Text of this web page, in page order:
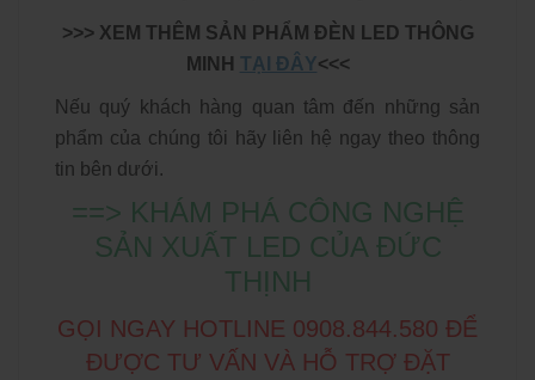
>>> XEM THÊM SẢN PHẨM ĐÈN LED THÔNG
MINH TẠI ĐÂY<<<
Nếu quý khách hàng quan tâm đến những sản
phẩm của chúng tôi hãy liên hệ ngay theo thông
tin bên dưới.
==> KHÁM PHÁ CÔNG NGHỆ
SẢN XUẤT LED CỦA ĐỨC
THỊNH
GỌI NGAY HOTLINE 0908.844.580 ĐỂ
ĐƯỢC TƯ VẤN VÀ HỖ TRỢ ĐẶT